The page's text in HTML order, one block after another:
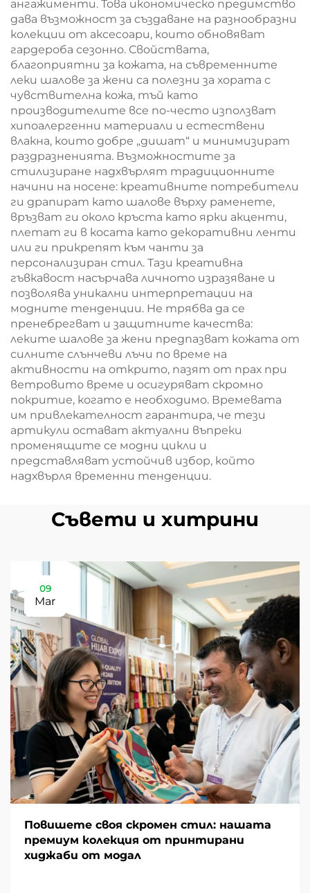
ангажименти. Това икономическо предимство
дава възможност за създаване на разнообразни
колекции от аксесоари, които обновяват
гардероба сезонно. Свойствата,
благоприятни за кожата, на съвременните
леки шалове за жени са полезни за хората с
чувствителна кожа, тъй като
производителите все по-често използват
хипоалергенни материали и естествени
влакна, които добре „дишат“ и минимизират
раздразненията. Възможностите за
стилизиране надхвърлят традиционните
начини на носене: креативните потребители
ги драпират като шалове върху раменете,
връзват ги около кръста като ярки акценти,
плетат ги в косата като декоративни ленти
или ги прикрепят към чанти за
персонализиран стил. Тази креативна
гъвкавост насърчава личното изразяване и
позволява уникални интерпретации на
модните тенденции. Не трябва да се
пренебрегват и защитните качества:
леките шалове за жени предпазват кожата от
силните слънчеви лъчи по време на
активности на открито, пазят от прах при
ветровито време и осигуряват скромно
покритие, когато е необходимо. Времевата
им привлекателност гарантира, че тези
артикули остават актуални въпреки
променящите се модни цикли и
представляват устойчив избор, който
надхвърля временни тенденции.
Съвети и хитрини
09
Mar
Повишете своя скромен стил: нашата
премиум колекция от принтирани
хиджаби от модал